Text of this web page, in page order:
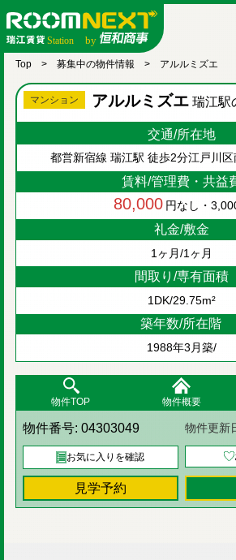
Top 募集中の物件情報 アルルミズエ
マンション アルルミズエ 瑞江駅
交通/所在地
都営新宿線 瑞江駅 徒歩2分江戸川区
賃料/管理費・共益
80,000 円なし・
礼金/敷金
1ヶ月/1ヶ月
間取り/専有面積
1DK/29.75m²
築年数/所在階
1988年3月築/
物件番号: 04303049 物件更新
お気に入りを確認
見学予約
物件TOP 物件概要